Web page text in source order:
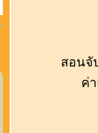
สอนจั
ค่